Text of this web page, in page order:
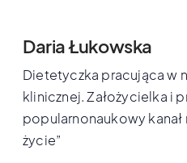
Daria Łukowska
Dietetyczka pracująca w
klinicznej. Założycielka i
popularnonaukowy kanał
życie”